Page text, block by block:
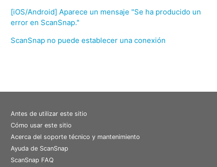
[iOS/Android] Aparece un mensaje "Se ha producido un
error en ScanSnap."
ScanSnap no puede establecer una conexión
Antes de utilizar este sitio
Cómo usar este sitio
Acerca del soporte técnico y mantenimiento
Ayuda de ScanSnap
ScanSnap FAQ